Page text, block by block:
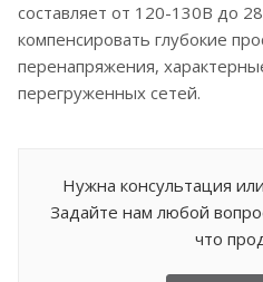
составляет от 120-130В до
компенсировать глубокие
перенапряжения,
перегруженных сетей.
Нужна консультация
Задайте нам любой
что